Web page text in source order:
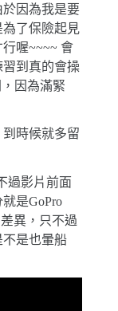
因為我是要
了保險起見
喔~~~~ 會
到真的會操
因為滿緊
時候就多留
過影片前面
是GoPro
異，只不過
是也暈船